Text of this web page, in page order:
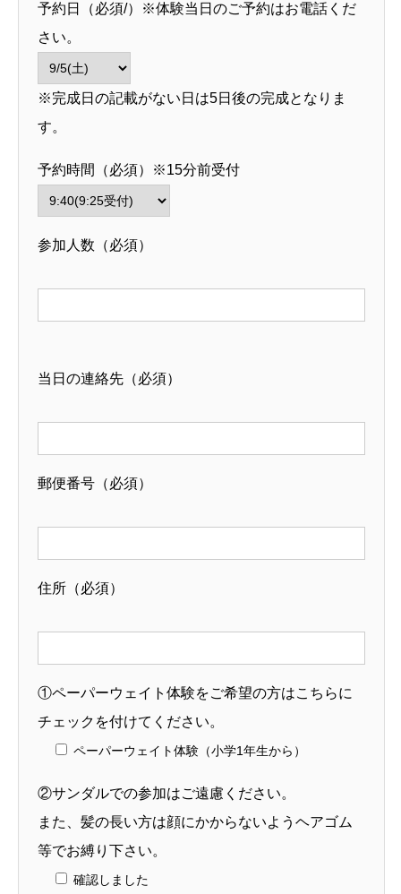
予約日（必須/）※体験当日のご予約はお電話くだ
さい。
※完成日の記載がない日は5日後の完成となりま
す。
予約時間（必須）※15分前受付
参加人数（必須）
当日の連絡先（必須）
郵便番号（必須）
住所（必須）
①ペーパーウェイト体験をご希望の方はこちらに
チェックを付けてください。
ペーパーウェイト体験（小学1年生から）
②サンダルでの参加はご遠慮ください。
また、髪の長い方は顔にかからないようヘアゴム
等でお縛り下さい。
確認しました